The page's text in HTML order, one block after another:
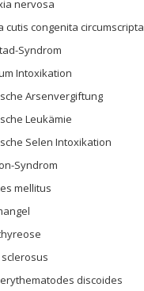
nervosa
cutis congenita circumscripta
Syndrom
Intoxikation
Arsenvergiftung
Leukämie
Selen Intoxikation
Syndrom
mellitus
discoides